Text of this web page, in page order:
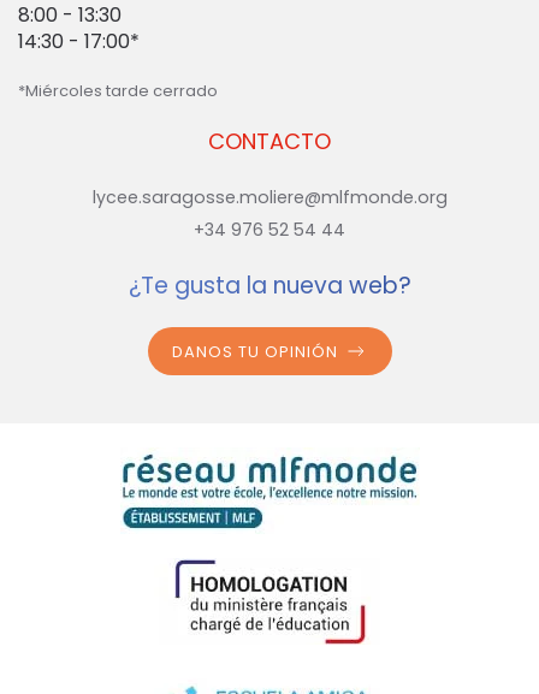
CONTACTO
lycee.saragosse.moliere@mlfmonde.org
+34 976 52 54 44
8:00 - 13:30
14:30 - 17:00*
*Miércoles tarde cerrado
¿Te gusta la nueva web?
DANOS TU OPINIÓN